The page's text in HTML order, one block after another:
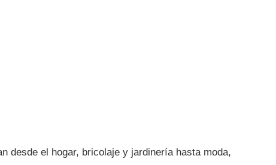
desde el hogar, bricolaje y jardinería hasta moda,